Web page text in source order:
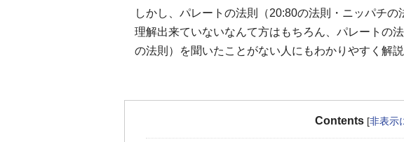
しかし、パレートの法則（20:80の法則・ニッパチ
理解出来ていないなんて方はもちろん、パレートの
の法則）を聞いたことがない人にもわかりやすく解説
Contents [非表示